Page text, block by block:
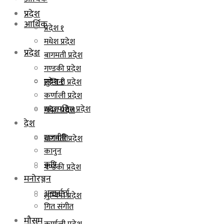
आर्थिक
प्रदेश
प्रदेश १
मधेश प्रदेश
बागमती प्रदेश
गण्डकी प्रदेश
लुम्बिनी प्रदेश
प्रदेश
प्रदेश १
मधेश प्रदेश
बागमती प्रदेश
गण्डकी प्रदेश
लुम्बिनी प्रदेश
कर्णाली प्रदेश
सुदूरपश्चिम प्रदेश
देश
राजनीति
कानुन
कृषि
मनोरञ्जन
अन्तर्वार्ता
गित संगीत
मौसम